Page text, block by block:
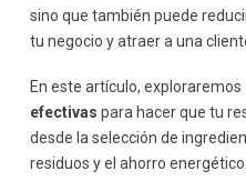
sino que también puede
tu negocio y atraer a una
En este artículo, exploraremos
efectivas para hacer que tu
desde la selección de
residuos y el ahorro energético.